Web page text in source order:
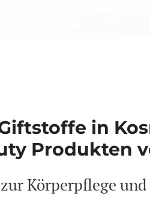
in
Produkten
Körperpflege